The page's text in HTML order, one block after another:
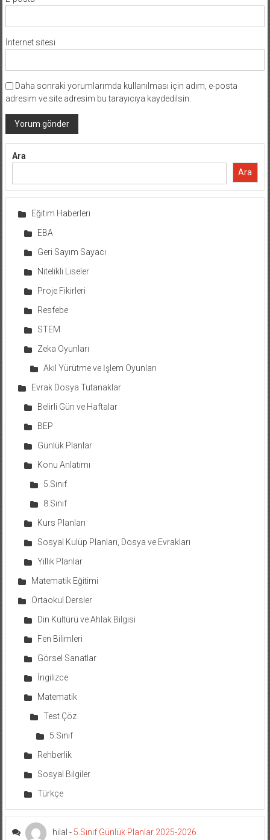
İnternet sitesi
Daha sonraki yorumlarımda kullanılması için adım, e-posta
adresim ve site adresim bu tarayıcıya kaydedilsin.
Ara
Ara
Eğitim Haberleri
EBA
Geri Sayım Sayacı
Nitelikli Liseler
Proje Fikirleri
Resfebe
STEM
Zeka Oyunları
Akıl Yürütme ve İşlem Oyunları
Evrak Dosya Tutanaklar
Belirli Gün ve Haftalar
BEP
Günlük Planlar
Konu Anlatımı
5.Sınıf
8.Sınıf
Kurs Planları
Sosyal Kulüp Planları, Dosya ve Evrakları
Yıllık Planlar
Matematik Eğitimi
Ortaokul Dersler
Din Kültürü ve Ahlak Bilgisi
Fen Bilimleri
Görsel Sanatlar
İngilizce
Matematik
Test Çöz
5.Sınıf
Rehberlik
Sosyal Bilgiler
Türkçe
hilal - 5.Sınıf Günlük Planlar 2025-2026